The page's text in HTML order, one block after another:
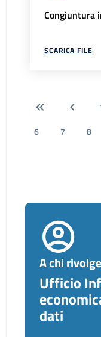
Congiuntura
SCARICA FILE
6
7 8
A chi
Ufficio
dati